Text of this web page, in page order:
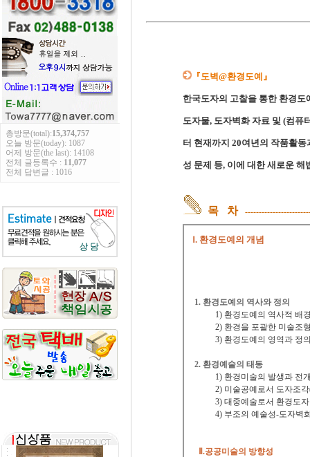
총방문(total):15,374,757
오늘 방문(today): 1087
어제 방문(the last): 14108
전체 글등록수 : 11,077
전체 답변글 : 1016
『도벽@환경도예』
한국도자의 고찰을 통한 환경
도자물, 도자벽화 자료 및 (컴
터 현재까지 20여년의 작품활
성 문제 등, 이에 대한 새로운 해
목 차
Ⅰ. 환경도예의 개념
1. 환경도예의 역사와 정의
1) 환경도예의 역사적 배
2) 환경을 포괄한 미술조형
3) 환경도예의 영역과 정
2. 환경예술의 태동
1) 환경미술의 발생과 전
2) 미술공예로서 도자조각(
3) 대중예술로서 환경도자
4) 부조의 예술성-도자벽
Ⅱ.공공미술의 방향성